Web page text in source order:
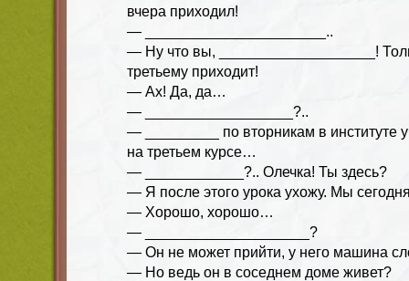
вчера приходил!
— ______________________..
— Ну что вы, ___________________!
третьему приходит!
— Ах! Да, да…
— __________________?..
— _________ по вторникам в институте
на третьем курсе…
— ____________?.. Олечка! Ты здесь?
— Я после этого урока ухожу. Мы
— Хорошо, хорошо…
— ____________________?
— Он не может прийти, у него машина
— Но ведь он в соседнем доме живет?